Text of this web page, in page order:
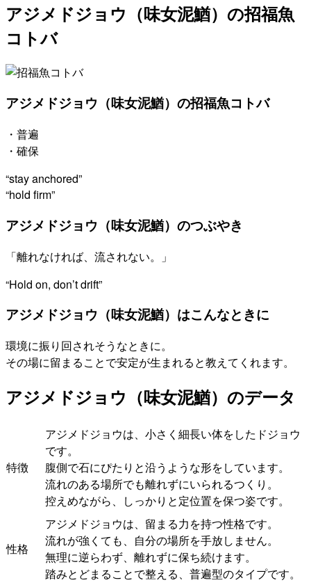
アジメドジョウ（味女泥鰌）の招福魚
コトバ
アジメドジョウ（味女泥鰌）の招福魚コトバ
・普遍
・確保
“stay anchored”
“hold firm”
アジメドジョウ（味女泥鰌）のつぶやき
「離れなければ、流されない。」
“Hold on, don’t drift”
アジメドジョウ（味女泥鰌）はこんなときに
環境に振り回されそうなときに。
その場に留まることで安定が生まれると教えてくれます。
アジメドジョウ（味女泥鰌）のデータ
特徴
アジメドジョウは、小さく細長い体をしたドジョウ
です。
腹側で石にぴたりと沿うような形をしています。
流れのある場所でも離れずにいられるつくり。
控えめながら、しっかりと定位置を保つ姿です。
性格
アジメドジョウは、留まる力を持つ性格です。
流れが強くても、自分の場所を手放しません。
無理に逆らわず、離れずに保ち続けます。
踏みとどまることで整える、普遍型のタイプです。